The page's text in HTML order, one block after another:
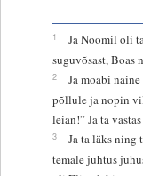
1
Ja Noomil oli
suguvõsast, Boas
2
Ja moabi
põllule ja nopin
leian!” Ja ta
3
Ja ta läks
temale juhtus